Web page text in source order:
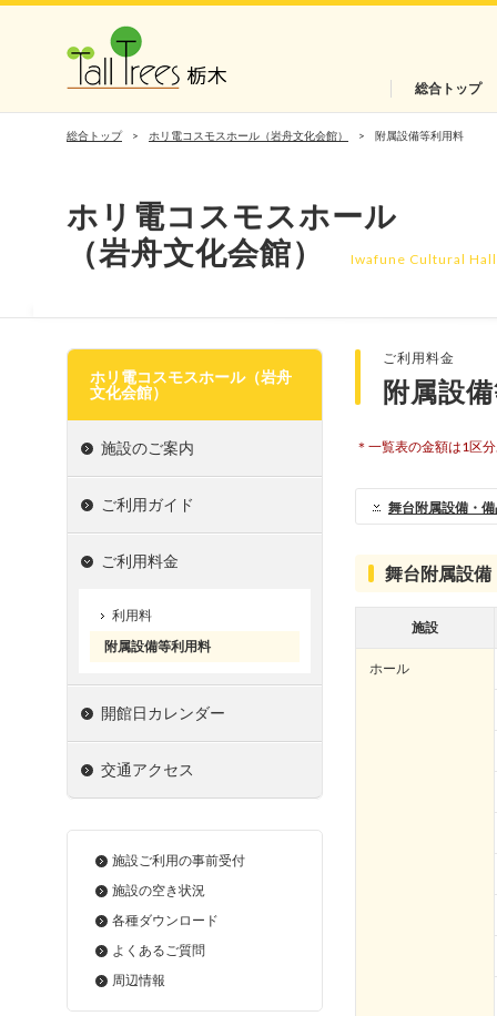
総合トップ
総合トップ ホリ電コスモスホール（岩舟文化会館） 附属設備等利用料
ホリ電コスモスホール
（岩舟文化会館）
Iwafune Cultural
ご利用料金
附属設
＊一覧表の金額は1区
舞台附属設備・
舞台附属設備
施設
ホール
ホリ電コスモスホール（岩舟
文化会館）
施設のご案内
ご利用ガイド
ご利用料金
利用料
附属設備等利用料
開館日カレンダー
交通アクセス
施設ご利用の事前受付
施設の空き状況
各種ダウンロード
よくあるご質問
周辺情報